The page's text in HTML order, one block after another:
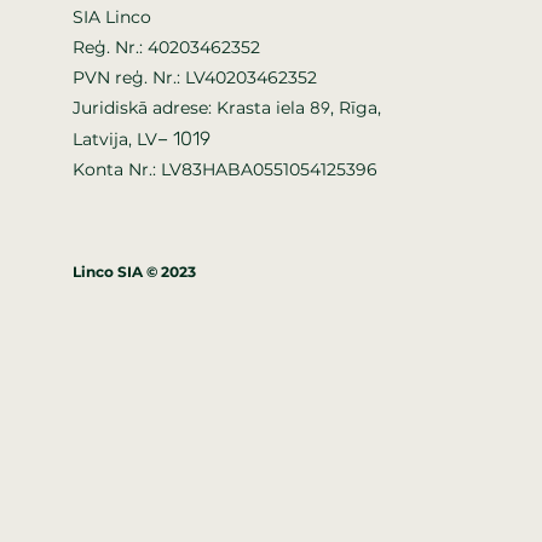
SIA Linco
Reģ. Nr.: 40203462352
PVN reģ. Nr.: LV40203462352
Juridiskā adrese: Krasta iela89, Rīga,
Latvija, LV– 1019
Konta Nr.: LV83HABA0551054125396
Linco SIA © 2023